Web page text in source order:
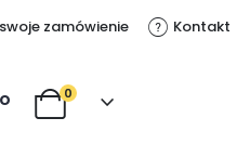
zamówienie Kontakt
0